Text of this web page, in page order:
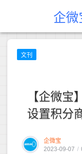
企微
文刊
【企微宝
设置积分
企微宝
2023-09-07 /